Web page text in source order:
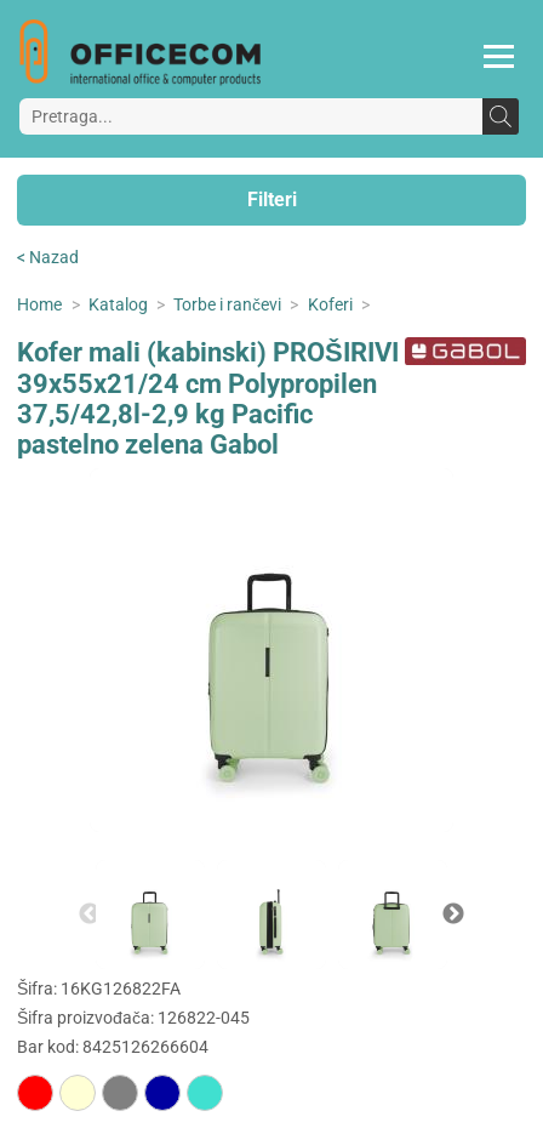
Filteri
< Nazad
Home > Katalog > Torbe i rančevi > Koferi >
Kofer mali (kabinski) PROŠIRIVI
39x55x21/24 cm Polypropilen
37,5/42,8l-2,9 kg Pacific
pastelno zelena Gabol
Šifra: 16KG126822FA
Šifra proizvođača: 126822-045
Bar kod: 8425126266604